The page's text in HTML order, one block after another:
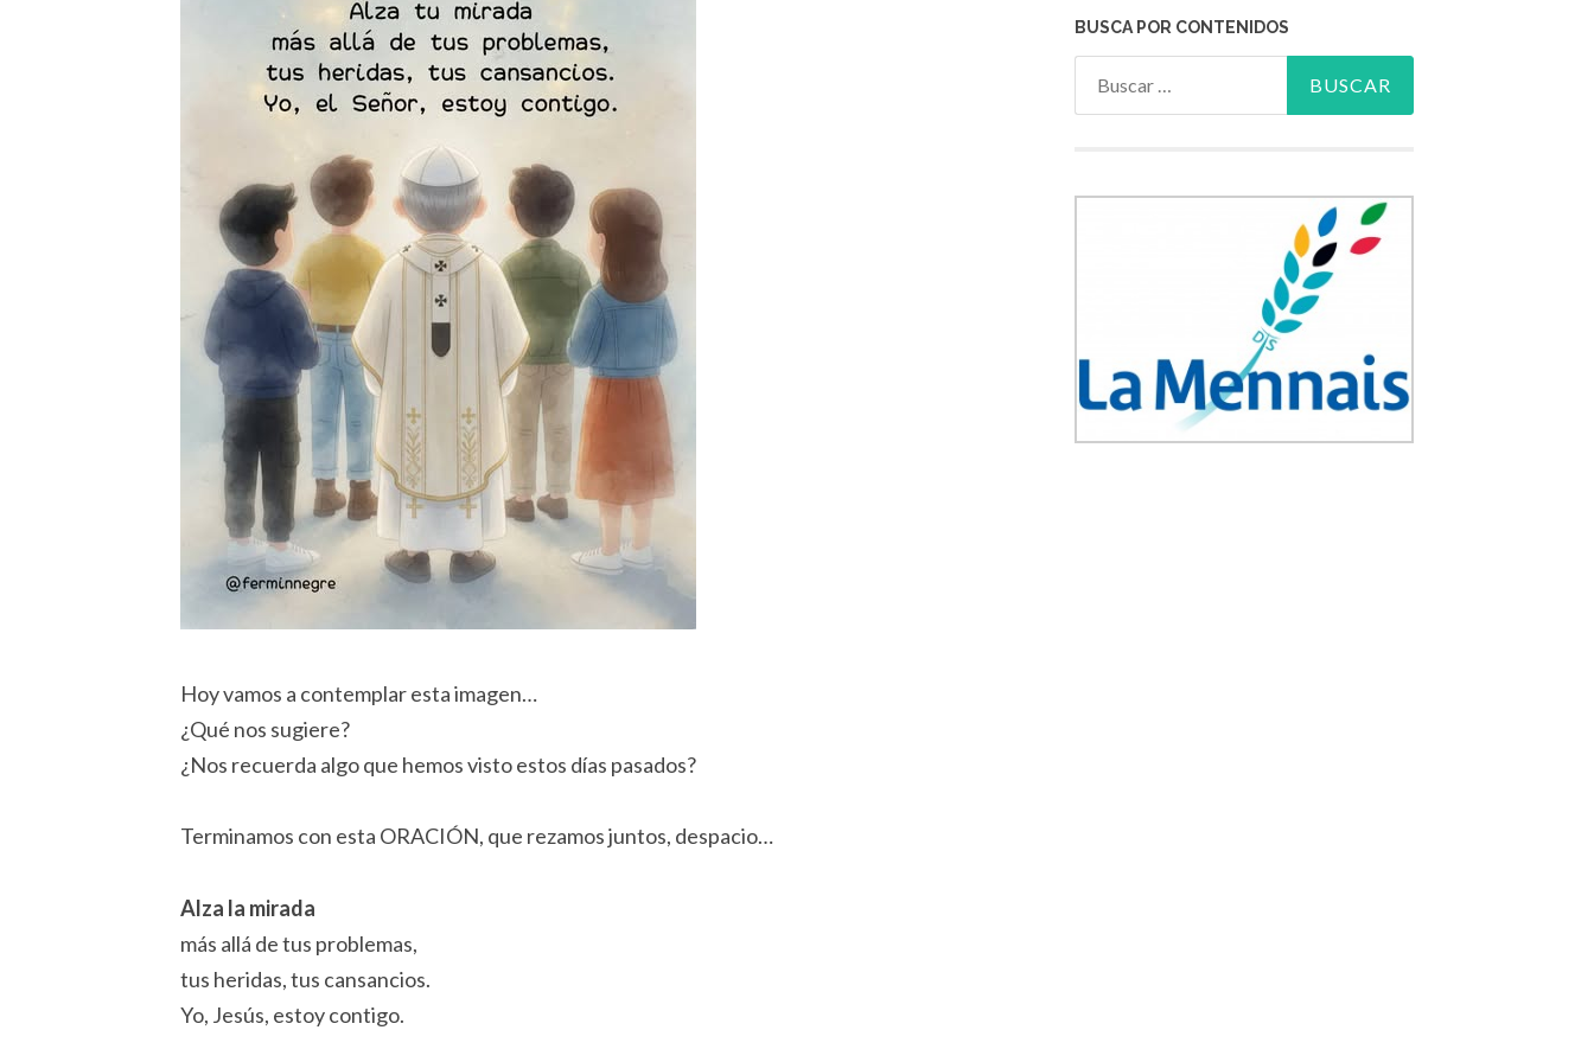
Hoy vamos a contemplar esta imagen…
¿Qué nos sugiere?
¿Nos recuerda algo que hemos visto estos días pasados?
Terminamos con esta ORACIÓN, que rezamos juntos, despacio…
Alza la mirada
más allá de tus problemas,
tus heridas, tus cansancios.
Yo, Jesús, estoy contigo.
BUSCA POR CONTENIDOS